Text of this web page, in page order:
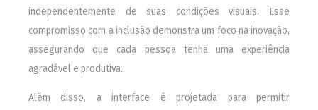
independentemente de suas condições visuais. Esse
compromisso com a inclusão demonstra um foco na inovação,
assegurando que cada pessoa tenha uma experiência
agradável e produtiva.
Além disso, a interface é projetada para permitir